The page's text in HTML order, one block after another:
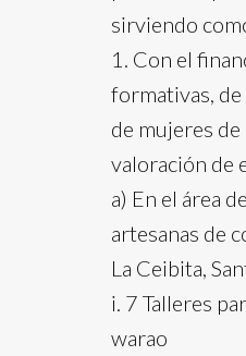
sirviendo
1. Con el
formativas,
de mujeres
valoración de
a) En el área
artesanas de
La Ceibita,
i. 7 Talleres
warao